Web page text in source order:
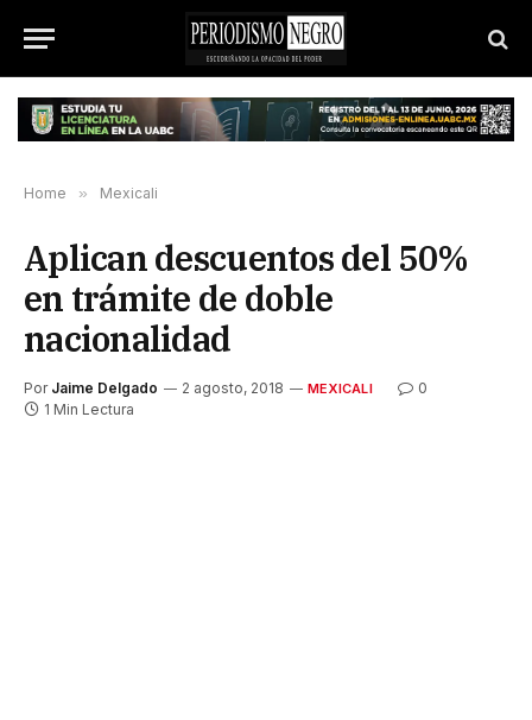
Home » Mexicali
Aplican descuentos del 50%
en trámite de doble
nacionalidad
Por Jaime Delgado 2 agosto, 2018 MEXICALI
0
1 Min Lectura